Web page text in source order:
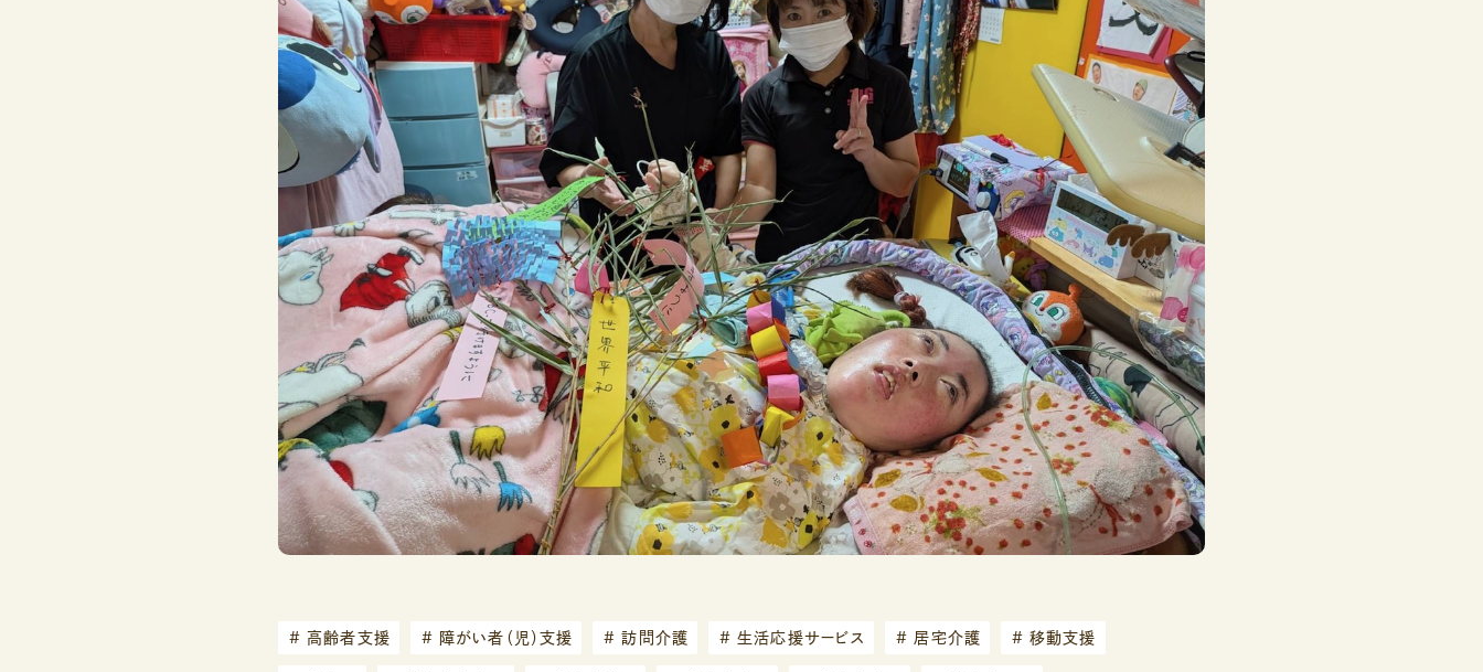
# 高齢者支援 # 障がい者（児）支援 # 訪問介護 # 生活応援サービス # 居宅介護 # 移動支援